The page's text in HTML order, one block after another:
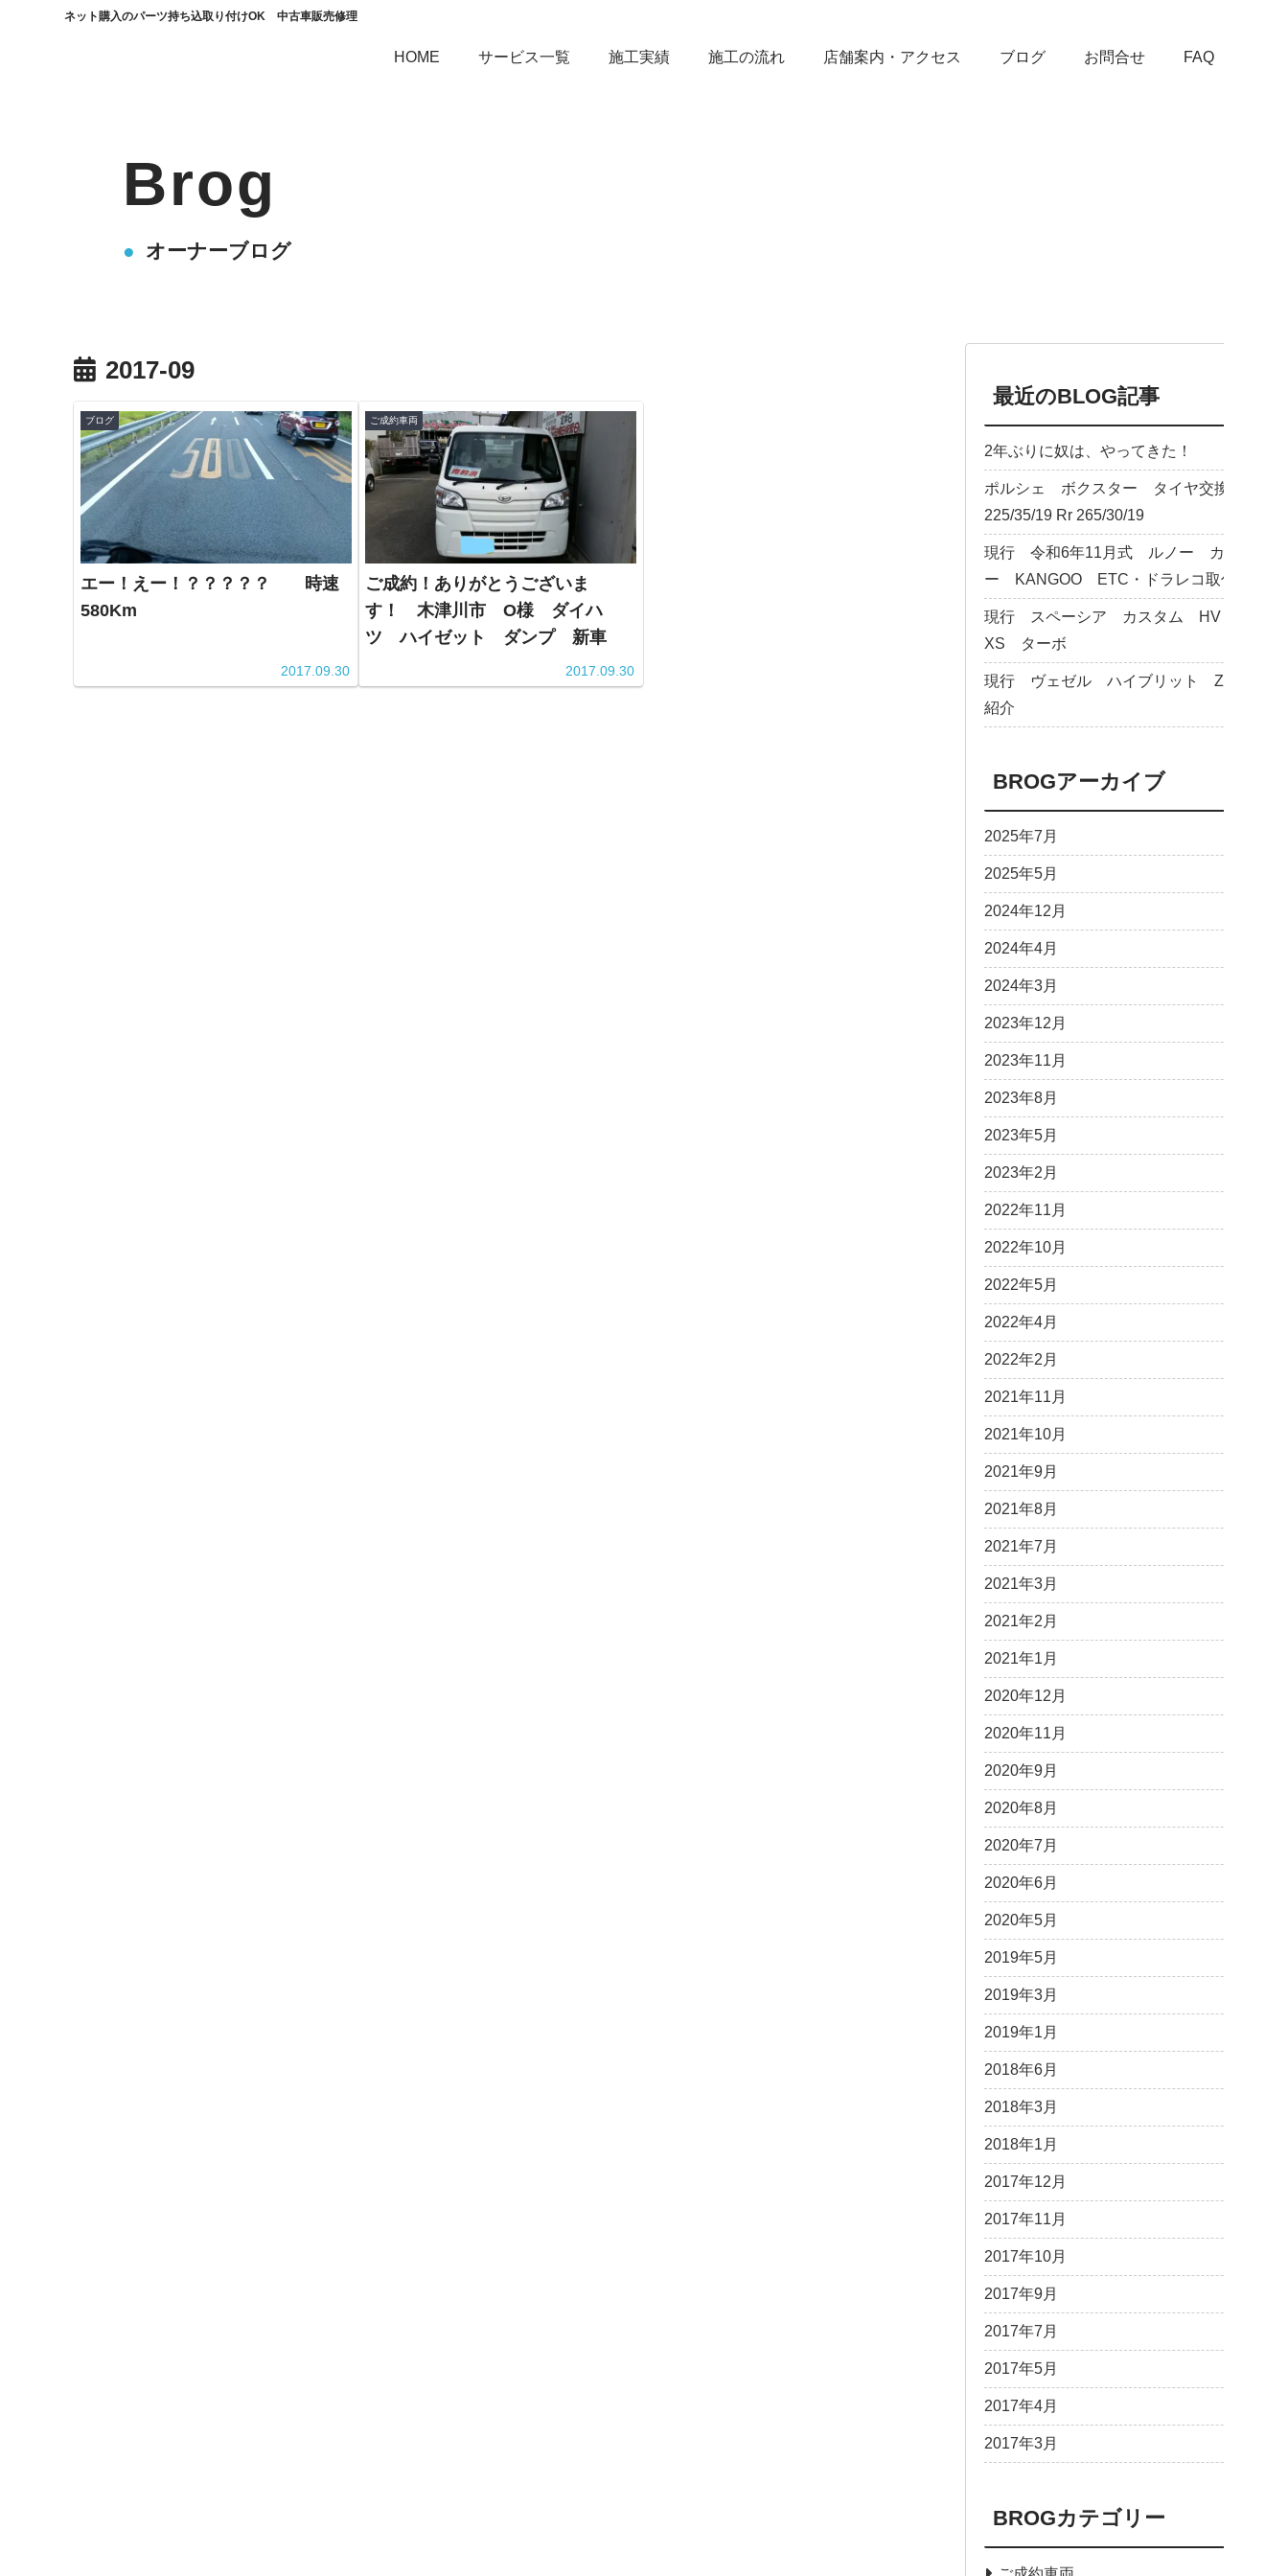
ネット購入のパーツ持ち込取り付けOK 中古車販売修理
FAQ
お問合せ
ブログ
店舗案内・アクセス
施工の流れ
施工実績
サービス一覧
HOME
Brog
オーナーブログ
2017-09
ブログ
エー！えー！？？？？？ 時速
580Km
2017.09.30
ご成約車両
ご成約！ありがとうございま
す！ 木津川市 O様 ダイハ
ツ ハイゼット ダンプ 新車
2017.09.30
最近のBLOG記事
2年ぶりに奴は、やってきた！
ポルシェ ボクスター タイヤ交換 Fr
225/35/19 Rr 265/30/19
現行 令和6年11月式 ルノー カング
ー KANGOO ETC・ドラレコ取付
現行 スペーシア カスタム HV
XS ターボ
現行 ヴェゼル ハイブリット Z のご
紹介
BROGアーカイブ
2025年7月
2025年5月
2024年12月
2024年4月
2024年3月
2023年12月
2023年11月
2023年8月
2023年5月
2023年2月
2022年11月
2022年10月
2022年5月
2022年4月
2022年2月
2021年11月
2021年10月
2021年9月
2021年8月
2021年7月
2021年3月
2021年2月
2021年1月
2020年12月
2020年11月
2020年9月
2020年8月
2020年7月
2020年6月
2020年5月
2019年5月
2019年3月
2019年1月
2018年6月
2018年3月
2018年1月
2017年12月
2017年11月
2017年10月
2017年9月
2017年7月
2017年5月
2017年4月
2017年3月
BROGカテゴリー